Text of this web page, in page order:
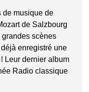
de musique de
de Salzbourg
scènes
enregistré une
Leur dernier album
Radio classique